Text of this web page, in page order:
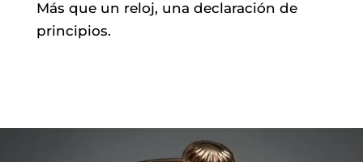
Más que un reloj, una declaración de
principios.